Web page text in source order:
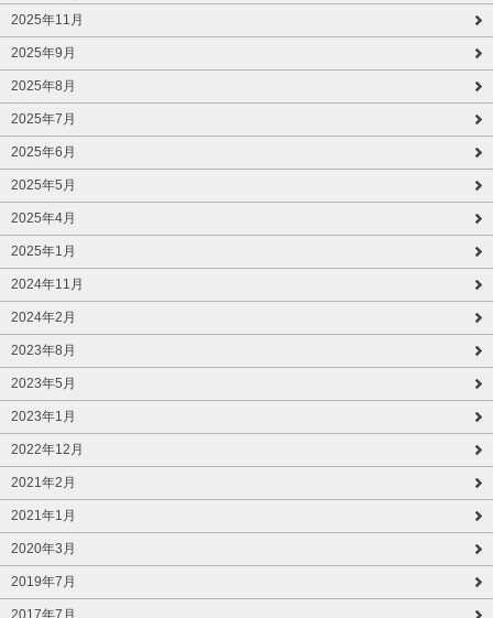
2025年11月
2025年9月
2025年8月
2025年7月
2025年6月
2025年5月
2025年4月
2025年1月
2024年11月
2024年2月
2023年8月
2023年5月
2023年1月
2022年12月
2021年2月
2021年1月
2020年3月
2019年7月